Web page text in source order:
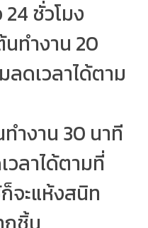
ชั่วโมง
นทำงาน 20
ลดเวลาได้ตาม
ทำงาน 30 นาที
วลาได้ตามที่
จะแห้งสนิท